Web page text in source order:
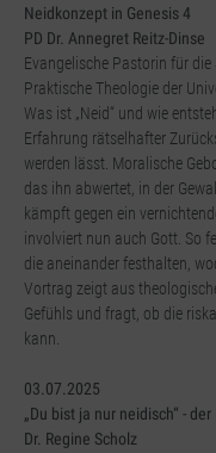
Neidkonzept in Genesis 4
PD Dr. Annegret Reitz-Dinse
Evangelische Pastorin für
Praktische Theologie der
Was ist „Neid“ und wie
Erfahrung rätselhafter
werden lässt. Moralische
das ihn abwertet, in der
kämpft gegen ein
involviert nun auch Gott. So
die aneinander festhalten,
Vortrag zeigt aus
Gefühls und fragt, ob die
kann.
03.07.2025
„Du bist ja nur neidisch“ -
Dr. Regine Scholz